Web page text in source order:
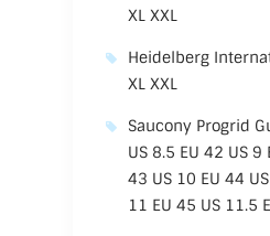
XL XXL
Heidelberg
XL XXL
Saucony Progrid
US 8.5 EU 42 US 9
43 US 10 EU 44
11 EU 45 US 11.5